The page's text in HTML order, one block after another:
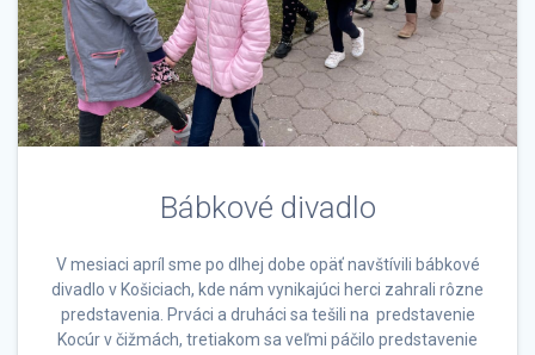
Bábkové divadlo
V mesiaci apríl sme po dlhej dobe opäť navštívili bábkové
divadlo v Košiciach, kde nám vynikajúci herci zahrali rôzne
predstavenia. Prváci a druháci sa tešili na predstavenie
Kocúr v čižmách, tretiakom sa veľmi páčilo predstavenie